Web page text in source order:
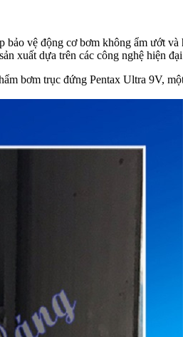
vệ động cơ bơm không ẩm ướt và
xuất dựa trên các công nghệ hiện
bơm trục đứng Pentax Ultra 9V,